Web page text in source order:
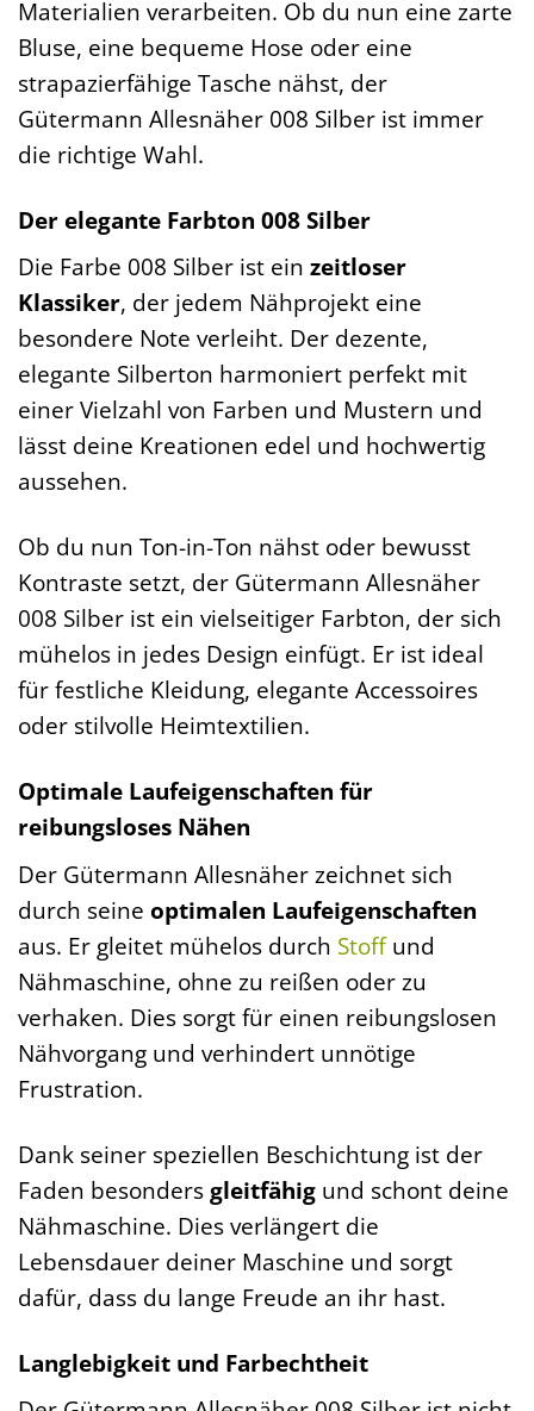
Materialien verarbeiten. Ob du nun eine zarte
Bluse, eine bequeme Hose oder eine
strapazierfähige Tasche nähst, der
Gütermann Allesnäher 008 Silber ist immer
die richtige Wahl.
Der elegante Farbton 008 Silber
Die Farbe 008 Silber ist ein zeitloser
Klassiker, der jedem Nähprojekt eine
besondere Note verleiht. Der dezente,
elegante Silberton harmoniert perfekt mit
einer Vielzahl von Farben und Mustern und
lässt deine Kreationen edel und hochwertig
aussehen.
Ob du nun Ton-in-Ton nähst oder bewusst
Kontraste setzt, der Gütermann Allesnäher
008 Silber ist ein vielseitiger Farbton, der sich
mühelos in jedes Design einfügt. Er ist ideal
für festliche Kleidung, elegante Accessoires
oder stilvolle Heimtextilien.
Optimale Laufeigenschaften für
reibungsloses Nähen
Der Gütermann Allesnäher zeichnet sich
durch seine optimalen Laufeigenschaften
aus. Er gleitet mühelos durch Stoffund
Nähmaschine, ohne zu reißen oder zu
verhaken. Dies sorgt für einen reibungslosen
Nähvorgang und verhindert unnötige
Frustration.
Dank seiner speziellen Beschichtung ist der
Faden besondersgleitfähig und schont deine
Nähmaschine. Dies verlängert die
Lebensdauer deiner Maschine und sorgt
dafür, dass du lange Freude an ihr hast.
Langlebigkeit und Farbechtheit